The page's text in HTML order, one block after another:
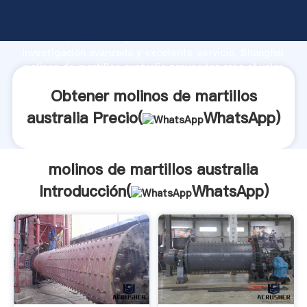
fuerte capacidad de producción, fuerza de
molinos de martillos australia proveedor crea el valor
Obtener molinos de martillos
australia Precio(
WhatsApp)
molinos de martillos australia
Introducción(
WhatsApp)